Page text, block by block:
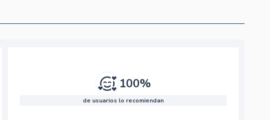
100%
de usuarios lo recomiendan